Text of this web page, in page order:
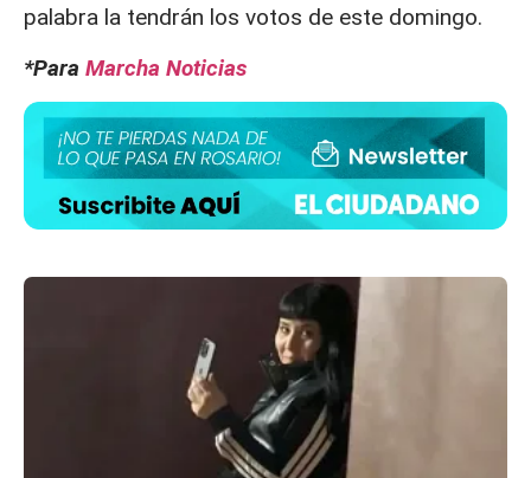
palabra la tendrán los votos de este domingo.
*Para Marcha Noticias